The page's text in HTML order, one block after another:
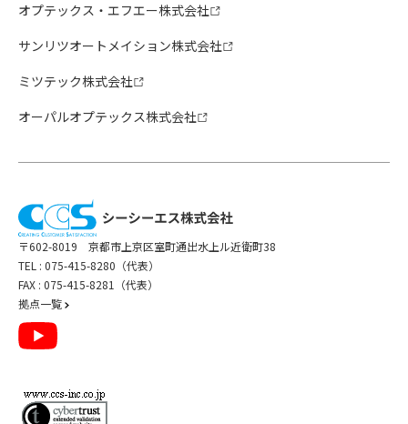
オプテックス・エフエー株式会社
サンリツオートメイション株式会社
ミツテック株式会社
オーパルオプテックス株式会社
〒602-8019 京都市上京区室町通出水上ル近衛町38
TEL : 075-415-8280（代表）
FAX : 075-415-8281（代表）
拠点一覧